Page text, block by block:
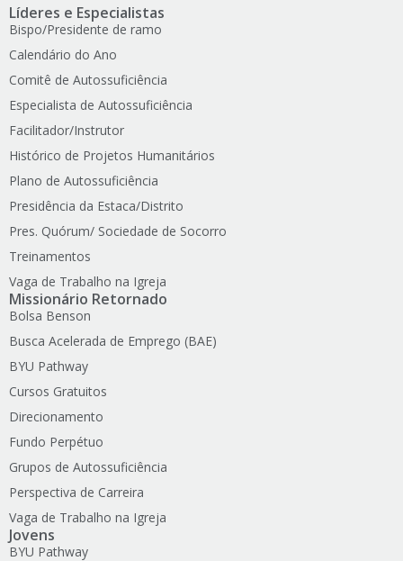
Líderes e Especialistas
Bispo/Presidente de ramo
Calendário do Ano
Comitê de Autossuficiência
Especialista de Autossuficiência
Facilitador/Instrutor
Histórico de Projetos Humanitários
Plano de Autossuficiência
Presidência da Estaca/Distrito
Pres. Quórum/ Sociedade de Socorro
Treinamentos
Vaga de Trabalho na Igreja
Missionário Retornado
Bolsa Benson
Busca Acelerada de Emprego (BAE)
BYU Pathway
Cursos Gratuitos
Direcionamento
Fundo Perpétuo
Grupos de Autossuficiência
Perspectiva de Carreira
Vaga de Trabalho na Igreja
Jovens
BYU Pathway